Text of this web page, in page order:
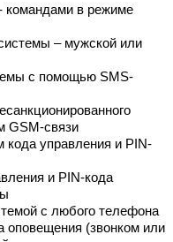
командами в режиме
– мужской или
с помощью SMS-
GSM-связи
кода управления и PIN-
и PIN-кода
с любого телефона
оповещения (звонком или